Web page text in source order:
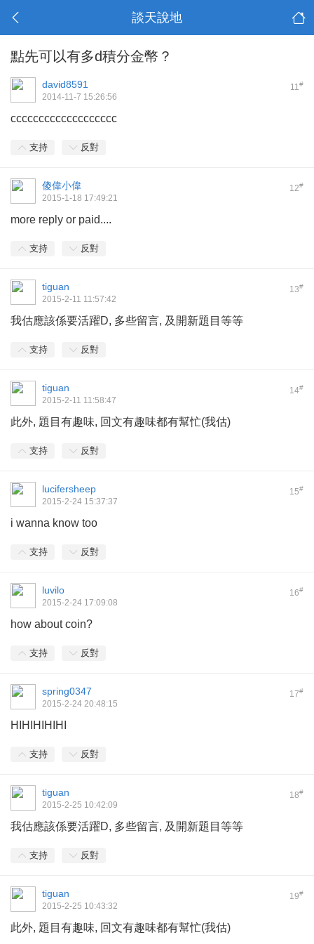
談天說地
點先可以有多d積分金幣？
11#
david8591
2014-11-7 15:26:56
ccccccccccccccccccc
支持 反對
12#
傻偉小偉
2015-1-18 17:49:21
more reply or paid....
支持 反對
13#
tiguan
2015-2-11 11:57:42
我估應該係要活躍D, 多些留言, 及開新題目等等
支持 反對
14#
tiguan
2015-2-11 11:58:47
此外, 題目有趣味, 回文有趣味都有幫忙(我估)
支持 反對
15#
lucifersheep
2015-2-24 15:37:37
i wanna know too
支持 反對
16#
luvilo
2015-2-24 17:09:08
how about coin?
支持 反對
17#
spring0347
2015-2-24 20:48:15
HIHIHIHIHI
支持 反對
18#
tiguan
2015-2-25 10:42:09
我估應該係要活躍D, 多些留言, 及開新題目等等
支持 反對
19#
tiguan
2015-2-25 10:43:32
此外, 題目有趣味, 回文有趣味都有幫忙(我估)